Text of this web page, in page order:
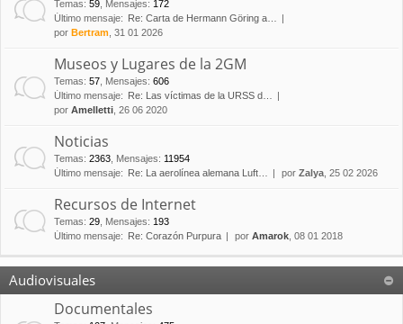
Temas: 59 Mensajes: 172
Último mensaje:
Re: Carta de Hermann Göring a…
por Bertram , 31 01 2026
Museos y Lugares de la 2GM
Temas: 57 Mensajes: 606
Último mensaje:
Re: Las víctimas de la URSS d…
por Amelletti , 26 06 2020
Noticias
Temas: 2363 Mensajes: 11954
Último mensaje:
Re: La aerolínea alemana Luft… por Zalya , 25 02 2026
Recursos de Internet
Temas: 29 Mensajes: 193
Último mensaje:
Re: Corazón Purpura por Amarok , 08 01 2018
Audiovisuales
Documentales